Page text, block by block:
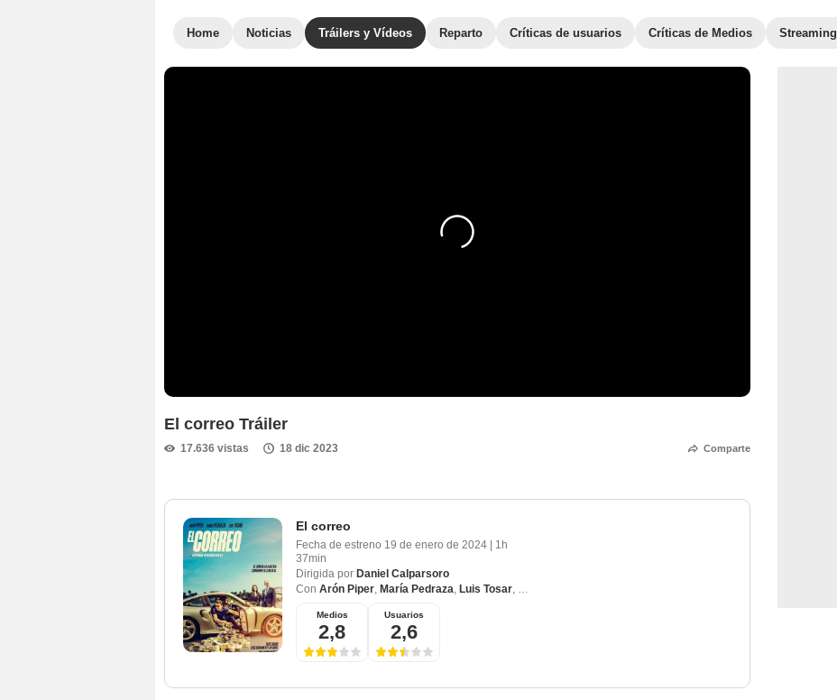
Home Noticias Tráilers y Vídeos Reparto Críticas de usuarios Críticas de Medios Streaming
El correo Tráiler
17.636 vistas 18 dic 2023 Comparte
El correo
Fecha de estreno 19 de enero de 2024
1h
37min
Dirigida por Daniel Calparsoro
Con Arón Piper, María Pedraza, Luis Tosar, Laura Sepul
Medios
2,8
Usuarios
2,6